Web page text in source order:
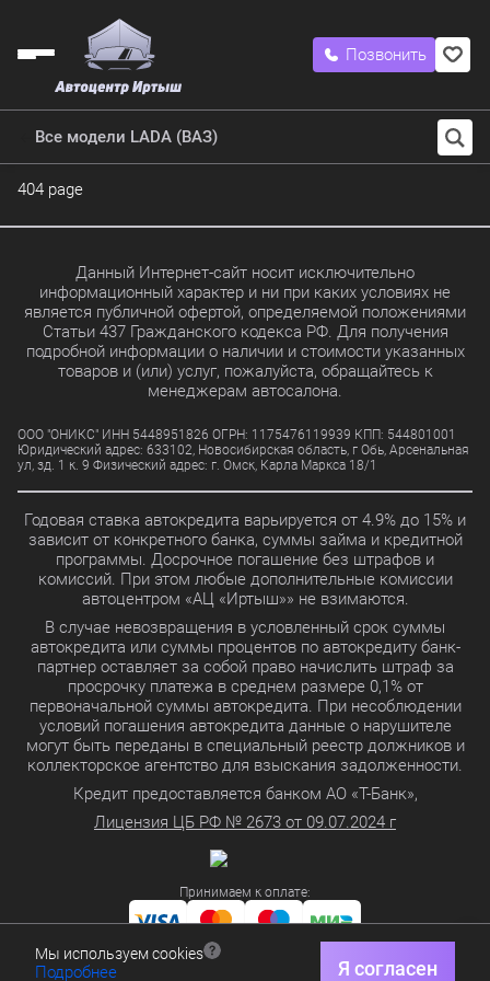
Позвонить
Все модели LADA (ВАЗ)
404 page
Данный Интернет-сайт носит исключительно
информационный характер и ни при каких условиях не
является публичной офертой, определяемой положениями
Статьи 437 Гражданского кодекса РФ. Для получения
подробной информации о наличии и стоимости указанных
товаров и (или) услуг, пожалуйста, обращайтесь к
менеджерам автосалона.
ООО "ОНИКС" ИНН 5448951826 ОГРН: 1175476119939 КПП: 544801001
Юридический адрес: 633102, Новосибирская область, г Обь, Арсенальная
ул, зд. 1 к. 9 Физический адрес: г. Омск, Карла Маркса 18/1
Годовая ставка автокредита варьируется от 4.9% до 15% и
зависит от конкретного банка, суммы займа и кредитной
программы. Досрочное погашение без штрафов и
комиссий. При этом любые дополнительные комиссии
автоцентром «АЦ «Иртыш»» не взимаются.
В случае невозвращения в условленный срок суммы
автокредита или суммы процентов по автокредиту банк-
партнер оставляет за собой право начислить штраф за
просрочку платежа в среднем размере 0,1% от
первоначальной суммы автокредита. При несоблюдении
условий погашения автокредита данные о нарушителе
могут быть переданы в специальный реестр должников и
коллекторское агентство для взыскания задолженности.
Кредит предоставляется банком АО «Т-Банк»,
Лицензия ЦБ РФ № 2673 от 09.07.2024 г
Принимаем к оплате:
Политика в отношении обработки персональных данных
Мы используем cookies
Подробнее Я согласен